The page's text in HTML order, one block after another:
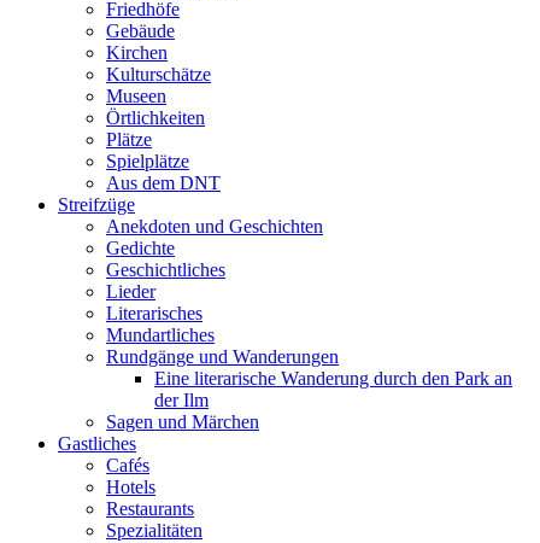
Friedhöfe
Gebäude
Kirchen
Kulturschätze
Museen
Örtlichkeiten
Plätze
Spielplätze
Aus dem DNT
Streifzüge
Anekdoten und Geschichten
Gedichte
Geschichtliches
Lieder
Literarisches
Mundartliches
Rundgänge und Wanderungen
Eine literarische Wanderung durch den Park an
der Ilm
Sagen und Märchen
Gastliches
Cafés
Hotels
Restaurants
Spezialitäten